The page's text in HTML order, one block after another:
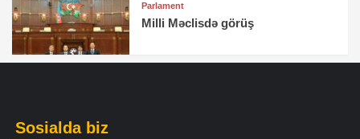
Parlament
Milli Məclisdə görüş
Sosialda biz